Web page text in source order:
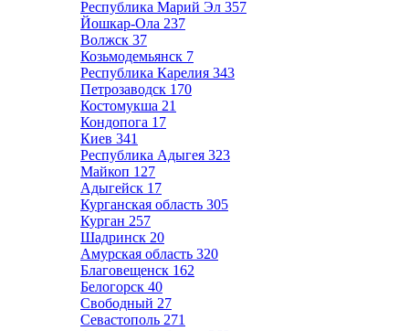
Республика Марий Эл 357
Йошкар-Ола 237
Волжск 37
Козьмодемьянск 7
Республика Карелия 343
Петрозаводск 170
Костомукша 21
Кондопога 17
Киев 341
Республика Адыгея 323
Майкоп 127
Адыгейск 17
Курганская область 305
Курган 257
Шадринск 20
Амурская область 320
Благовещенск 162
Белогорск 40
Свободный 27
Севастополь 271